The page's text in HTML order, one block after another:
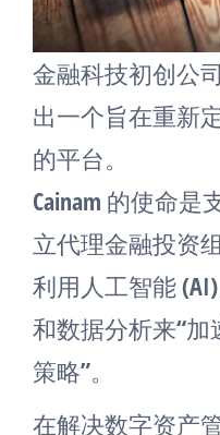
金融科技初创公
出一个旨在重新
的平台。
Cainam 的使命
立代理金融投资
利用人工智能
和数据分析来“
策略”。
在解决数字资产